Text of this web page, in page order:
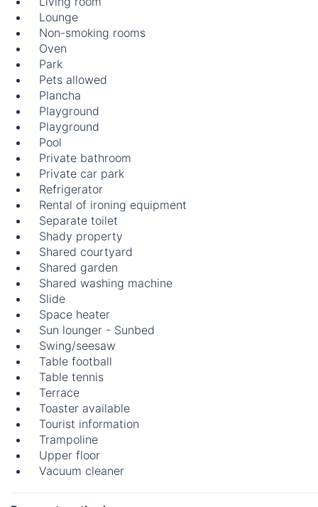
Lounge
Non-smoking rooms
Oven
Park
Pets allowed
Plancha
Playground
Playground
Pool
Private bathroom
Private car park
Refrigerator
Rental of ironing equipment
Separate toilet
Shady property
Shared courtyard
Shared garden
Shared washing machine
Slide
Space heater
Sun lounger - Sunbed
Swing/seesaw
Table football
Table tennis
Terrace
Toaster available
Tourist information
Trampoline
Upper floor
Vacuum cleaner